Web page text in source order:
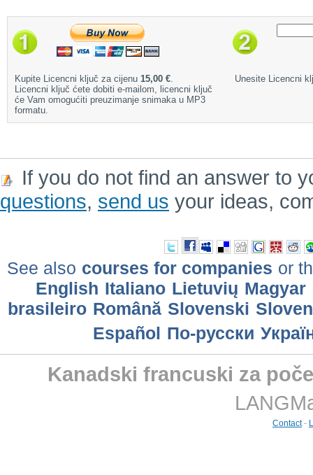
Kupite Licencni ključ za cijenu 15,00 €.
Licencni ključ ćete dobiti e-mailom, licencni ključ
će Vam omogućiti preuzimanje snimaka u MP3
formatu.
Unesite Licencni
If you do not find an answer to
questions, send us your ideas,
See also courses for companies or
English Italiano Lietuvių Magyar
brasileiro Română Slovenski
Еspañol По-русски
Kanadski francuski za
Contact-